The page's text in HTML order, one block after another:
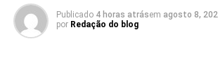
momento, mas o que realmente
continuar presente nos municípios,
Publicado 4 horas atrásem agosto 8,
por Redação do blog